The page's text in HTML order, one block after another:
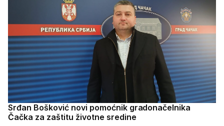
Srđan Bošković novi pomoćnik gradonačelnika
Čačka za zaštitu životne sredine